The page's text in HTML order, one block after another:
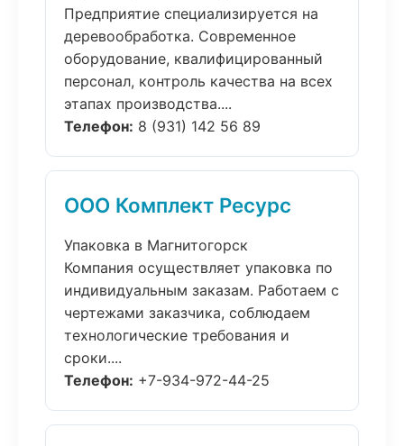
Предприятие специализируется на
деревообработка. Современное
оборудование, квалифицированный
персонал, контроль качества на всех
этапах производства....
Телефон: 8 (931) 142 56 89
ООО Комплект Ресурс
Упаковка в Магнитогорск
Компания осуществляет упаковка по
индивидуальным заказам. Работаем с
чертежами заказчика, соблюдаем
технологические требования и
сроки....
Телефон: +7-934-972-44-25